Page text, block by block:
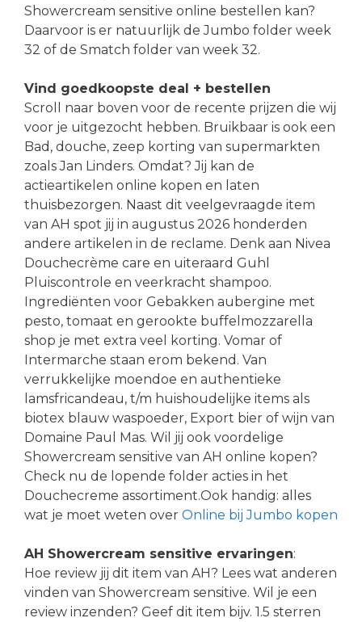
Showercream sensitive online bestellen kan?
Daarvoor is er natuurlijk de Jumbo folder week
32 of de Smatch folder van week 32.
Vind goedkoopste deal + bestellen
Scroll naar boven voor de recente prijzen die wij
voor je uitgezocht hebben. Bruikbaar is ook een
Bad, douche, zeep korting van supermarkten
zoals Jan Linders. Omdat? Jij kan de
actieartikelen online kopen en laten
thuisbezorgen. Naast dit veelgevraagde item
van AH spot jij in augustus 2026 honderden
andere artikelen in de reclame. Denk aan Nivea
Douchecrème care en uiteraard Guhl
Pluiscontrole en veerkracht shampoo.
Ingrediënten voor Gebakken aubergine met
pesto, tomaat en gerookte buffelmozzarella
shop je met extra veel korting. Vomar of
Intermarche staan erom bekend. Van
verrukkelijke moendoe en authentieke
lamsfricandeau, t/m huishoudelijke items als
biotex blauw waspoeder, Export bier of wijn van
Domaine Paul Mas. Wil jij ook voordelige
Showercream sensitive van AH online kopen?
Check nu de lopende folder acties in het
Douchecreme assortiment.Ook handig: alles
wat je moet weten over Online bij Jumbo kopen
AH Showercream sensitive ervaringen:
Hoe review jij dit item van AH? Lees wat anderen
vinden van Showercream sensitive. Wil je een
review inzenden? Geef dit item bijv. 1.5 sterren